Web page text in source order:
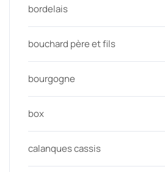
bordelais
bouchard père et fils
bourgogne
box
calanques cassis